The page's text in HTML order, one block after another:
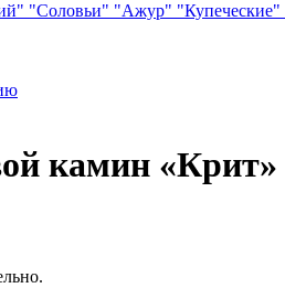
"Соловьи" "Ажур" "Купеческие"
камин «Крит»